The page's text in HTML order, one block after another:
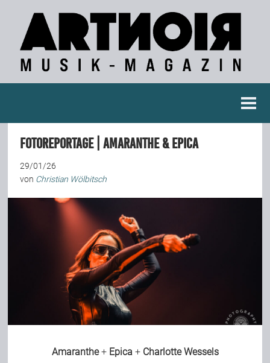
Konzertberichte
Fotoreportagen
Interviews
Weitere Berichte
Rezensionen
Fotoreportage | Amaranthe & Epica
29/01/26
von Christian Wölbitsch
Amaranthe+ Epica + Charlotte Wessels